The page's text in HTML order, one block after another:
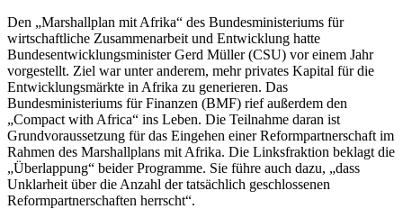
Den „Marshallplan mit Afrika“ des Bundesministeriums für
wirtschaftliche Zusammenarbeit und Entwicklung hatte
Bundesentwicklungsminister Gerd Müller (CSU) vor einem Jahr
vorgestellt. Ziel war unter anderem, mehr privates Kapital für die
Entwicklungsmärkte in Afrika zu generieren. Das
Bundesministeriums für Finanzen (BMF) rief außerdem den
„Compact with Africa“ ins Leben. Die Teilnahme daran ist
Grundvoraussetzung für das Eingehen einer Reformpartnerschaft im
Rahmen des Marshallplans mit Afrika. Die Linksfraktion beklagt die
„Überlappung“ beider Programme. Sie führe auch dazu, „dass
Unklarheit über die Anzahl der tatsächlich geschlossenen
Reformpartnerschaften herrscht“.